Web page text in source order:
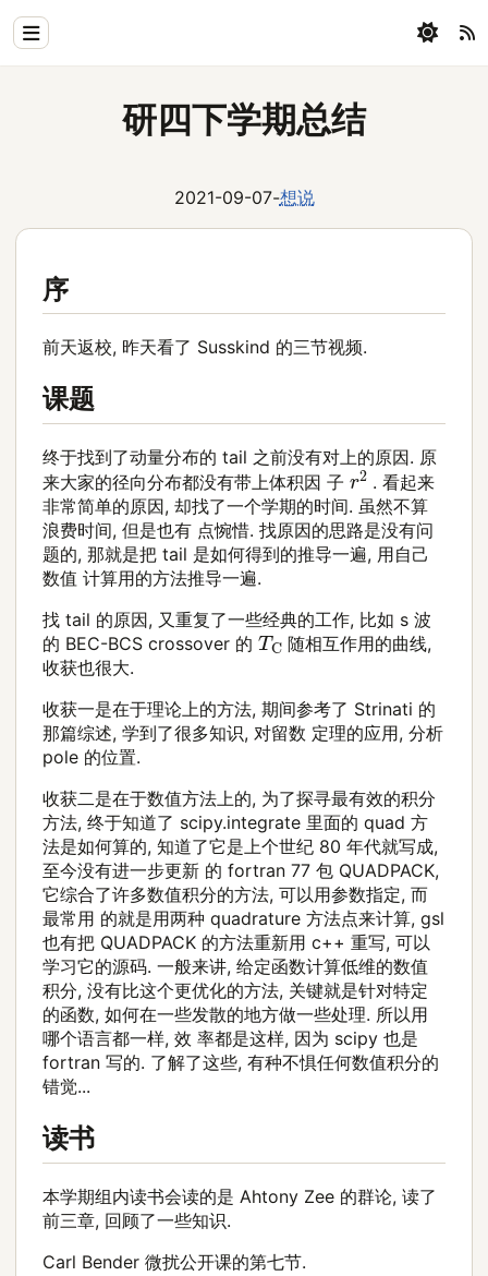
Coding
All
研四下学期总结
2021-09-07-想说
序
前天返校, 昨天看了 Susskind 的三节视频.
课题
终于找到了动量分布的 tail 之前没有对上的原因. 原
来大家的径向分布都没有带上体积因 子r2. 看起来
非常简单的原因, 却找了一个学期的时间. 虽然不算
浪费时间, 但是也有 点惋惜. 找原因的思路是没有问
题的, 那就是把 tail 是如何得到的推导一遍, 用自己
数值 计算用的方法推导一遍.
找 tail 的原因, 又重复了一些经典的工作, 比如 s 波
的 BEC-BCS crossover 的TC随相互作用的曲线,
收获也很大.
收获一是在于理论上的方法, 期间参考了 Strinati 的
那篇综述, 学到了很多知识, 对留数 定理的应用, 分析
pole 的位置.
收获二是在于数值方法上的, 为了探寻最有效的积分
方法, 终于知道了 scipy.integrate 里面的 quad 方
法是如何算的, 知道了它是上个世纪 80 年代就写成,
至今没有进一步更新 的 fortran 77 包 QUADPACK,
它综合了许多数值积分的方法, 可以用参数指定, 而
最常用 的就是用两种 quadrature 方法点来计算, gsl
也有把 QUADPACK 的方法重新用 c++ 重写, 可以
学习它的源码. 一般来讲, 给定函数计算低维的数值
积分, 没有比这个更优化的方法, 关键就是针对特定
的函数, 如何在一些发散的地方做一些处理. 所以用
哪个语言都一样, 效 率都是这样, 因为 scipy 也是
fortran 写的. 了解了这些, 有种不惧任何数值积分的
错觉...
读书
本学期组内读书会读的是 Ahtony Zee 的群论, 读了
前三章, 回顾了一些知识.
Carl Bender 微扰公开课的第七节.